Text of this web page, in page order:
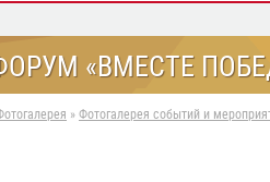
«ВМЕСТЕ
» Фотогалерея событий и